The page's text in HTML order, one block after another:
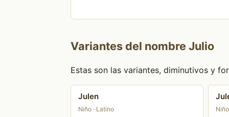
Variantes del nombre Julio
Estas son las variantes, diminutivos y
Julen
Niño · Latino